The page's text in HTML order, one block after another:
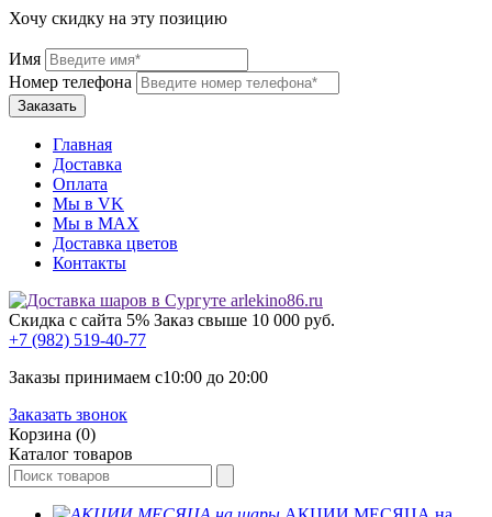
Хочу скидку на эту позицию
Имя
Номер телефона
Главная
Доставка
Оплата
Мы в VK
Мы в МАХ
Доставка цветов
Контакты
Скидка с сайта 5% Заказ свыше 10 000 руб.
+7 (982) 519-40-77
Заказы принимаем с10:00 до 20:00
Заказать звонок
Корзина (0)
Каталог товаров